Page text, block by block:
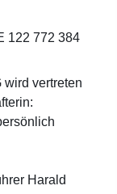
122 772 384
wird vertreten
Harald